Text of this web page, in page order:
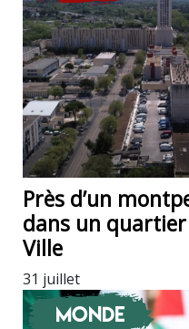
Près d’un
dans un
Ville
31 juillet
Monde